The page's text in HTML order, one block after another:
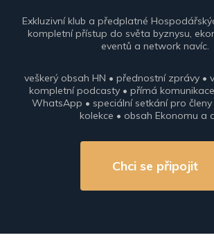
Exkluzivní klub a předplatné
kompletní přístup do světa byznysu,
eventů a network navíc.
veškerý obsah HN • přednostní zprávy •
kompletní podcasty • přímá
WhatsApp • speciální setkání pro členy
kolekce • obsah Ekonomu a
Chci se připojit